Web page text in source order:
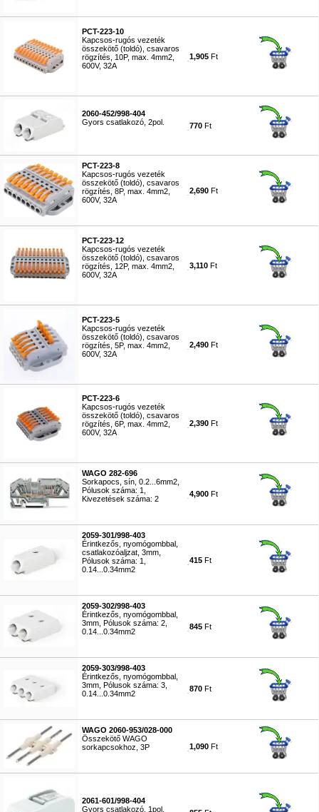
PCT-223-10
Kapcsos-rugós vezeték
összekötő (toldó), csavaros
rögzítés, 10P, max. 4mm2,
600V, 32A
1,905 Ft
2060-452/998-404
Gyors csatlakozó, 2pol.
770 Ft
PCT-223-8
Kapcsos-rugós vezeték
összekötő (toldó), csavaros
rögzítés, 8P, max. 4mm2,
600V, 32A
2,690 Ft
PCT-223-12
Kapcsos-rugós vezeték
összekötő (toldó), csavaros
rögzítés, 12P, max. 4mm2,
600V, 32A
3,110 Ft
PCT-223-5
Kapcsos-rugós vezeték
összekötő (toldó), csavaros
rögzítés, 5P, max. 4mm2,
600V, 32A
2,490 Ft
PCT-223-6
Kapcsos-rugós vezeték
összekötő (toldó), csavaros
rögzítés, 6P, max. 4mm2,
600V, 32A
2,390 Ft
WAGO 282-696
Sorkapocs, sín, 0.2...6mm2,
Pólusok száma: 1,
Kivezetések száma: 2
4,900 Ft
2059-301/998-403
Érintkezős, nyomógombbal,
csatlakozóaljzat, 3mm,
Pólusok száma: 1,
0.14...0.34mm2
415 Ft
2059-302/998-403
Érintkezős, nyomógombbal,
3mm, Pólusok száma: 2,
0.14...0.34mm2
845 Ft
2059-303/998-403
Érintkezős, nyomógombbal,
3mm, Pólusok száma: 3,
0.14...0.34mm2
870 Ft
WAGO 2060-953/028-000
Összekötő WAGO
sorkapcsokhoz, 3P
1,090 Ft
2061-601/998-404
Gyors csatlakozó, 1pol.